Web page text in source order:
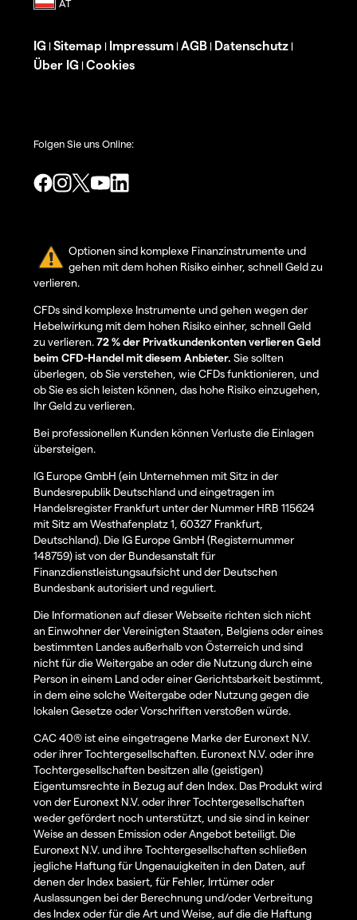
IG | Sitemap | Impressum | AGB | Datenschutz |
Über IG | Cookies
Folgen Sie uns Online:
Optionen sind komplexe Finanzinstrumente und
gehen mit dem hohen Risiko einher, schnell Geld zu
verlieren.
CFDs sind komplexe Instrumente und gehen wegen der
Hebelwirkung mit dem hohen Risiko einher, schnell Geld
zu verlieren.72 % der Privatkundenkonten verlieren Geld
beim CFD-Handel mit diesem Anbieter. Sie sollten
überlegen, ob Sie verstehen, wie CFDs funktionieren, und
ob Sie es sich leisten können, das hohe Risiko einzugehen,
Ihr Geld zu verlieren.
Bei professionellen Kunden können Verluste die Einlagen
übersteigen.
IG Europe GmbH (ein Unternehmen mit Sitz in der
Bundesrepublik Deutschland und eingetragen im
Handelsregister Frankfurt unter der Nummer HRB 115624
mit Sitz am Westhafenplatz 1, 60327 Frankfurt,
Deutschland). Die IG Europe GmbH (Registernummer
148759) ist von der Bundesanstalt für
Finanzdienstleistungsaufsicht und der Deutschen
Bundesbank autorisiert und reguliert.
Die Informationen auf dieser Webseite richten sich nicht
an Einwohner der Vereinigten Staaten, Belgiens oder eines
bestimmten Landes außerhalb von Österreich und sind
nicht für die Weitergabe an oder die Nutzung durch eine
Person in einem Land oder einer Gerichtsbarkeit bestimmt,
in dem eine solche Weitergabe oder Nutzung gegen die
lokalen Gesetze oder Vorschriften verstoßen würde.
CAC 40® ist eine eingetragene Marke der Euronext N.V.
oder ihrer Tochtergesellschaften. Euronext N.V. oder ihre
Tochtergesellschaften besitzen alle (geistigen)
Eigentumsrechte in Bezug auf den Index. Das Produkt wird
von der Euronext N.V. oder ihrer Tochtergesellschaften
weder gefördert noch unterstützt, und sie sind in keiner
Weise an dessen Emission oder Angebot beteiligt. Die
Euronext N.V. und ihre Tochtergesellschaften schließen
jegliche Haftung für Ungenauigkeiten in den Daten, auf
denen der Index basiert, für Fehler, Irrtümer oder
Auslassungen bei der Berechnung und/oder Verbreitung
des Index oder für die Art und Weise, auf die die Haftung